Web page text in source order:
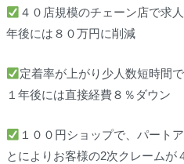
４０店規模のチェーン店で求
年後には８０万円に削減
定着率が上がり少人数短時間
１年後には直接経費８％ダウン
１００円ショップで、パート
とによりお客様の2次クレームが